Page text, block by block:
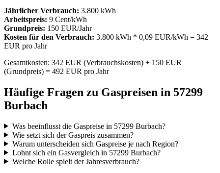
Jährlicher Verbrauch: 3.800 kWh
Arbeitspreis: 9 Cent/kWh
Grundpreis: 150 EUR/Jahr
Kosten für den Verbrauch: 3.800 kWh * 0,09 EUR/kWh = 342
EUR pro Jahr
Gesamtkosten: 342 EUR (Verbrauchskosten) + 150 EUR
(Grundpreis) = 492 EUR pro Jahr
Häufige Fragen zu Gaspreisen in 57299
Burbach
Was beeinflusst die Gaspreise in 57299 Burbach?
Wie setzt sich der Gaspreis zusammen?
Warum unterscheiden sich Gaspreise je nach Region?
Lohnt sich ein Gasvergleich in 57299 Burbach?
Welche Rolle spielt der Jahresverbrauch?